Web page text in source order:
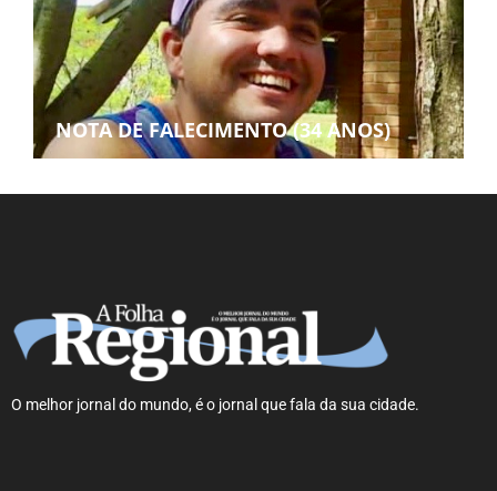
NOTA DE FALECIMENTO (34 ANOS)
O melhor jornal do mundo, é o jornal que fala da sua cidade.